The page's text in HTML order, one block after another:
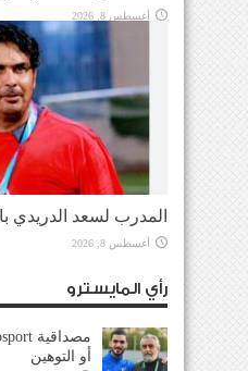
أغسطس 8, 2026
المدرب لسعد الدريدي
أغسطس 8, 2026
رأي المايسترو
أو التوهين